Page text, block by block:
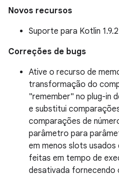
Novos recursos
Suporte para Kotlin
Correções de bugs
Ative o recurso de
transformação do
"remember" no plug-in
e substitui
comparações de
parâmetro para
em menos slots
feitas em tempo de
desativada fornecendo